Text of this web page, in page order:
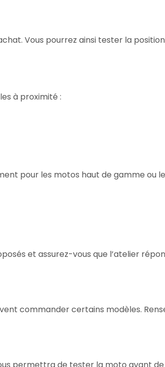
Vous pourrez ainsi tester la
à proximité :
pour les motos haut de gamme ou
et assurez-vous que l’atelier
commander certains modèles.